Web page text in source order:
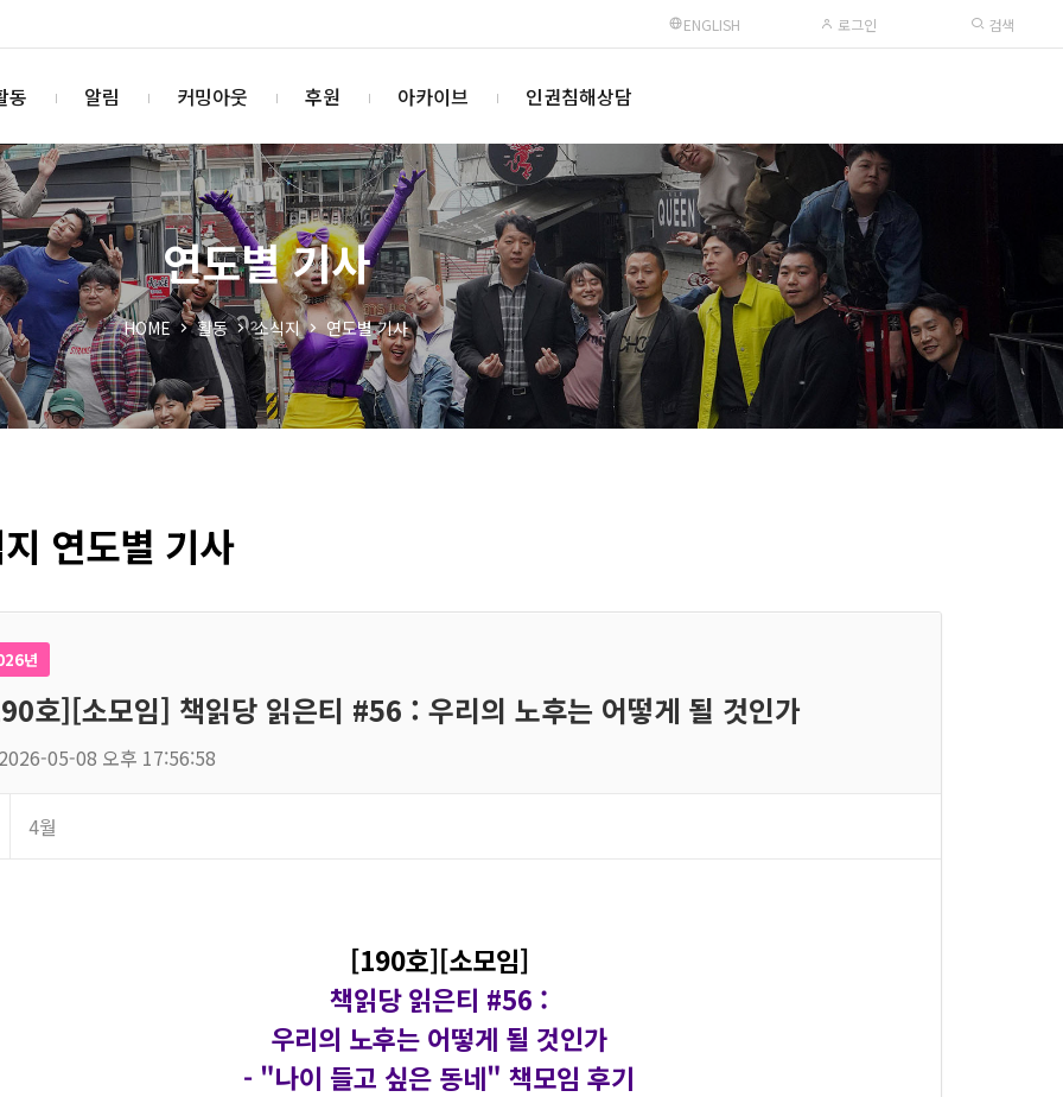
ENGLISH 로그인 검색
동 알림 커밍아웃 후원 아카이브 인권침해상담
연도별 기사
HOME 활동 소식지 연도별 기사
연도별 기사
년
호][소모임] 책읽당 읽은티 #56 : 우리의 노후는 어떻게 될 것인가
2026-05-08 오후 17:56:58
4월
[190호][소모임]
책읽당 읽은티 #56 :
우리의 노후는 어떻게 될 것인가
- "나이 들고 싶은 동네" 책모임 후기